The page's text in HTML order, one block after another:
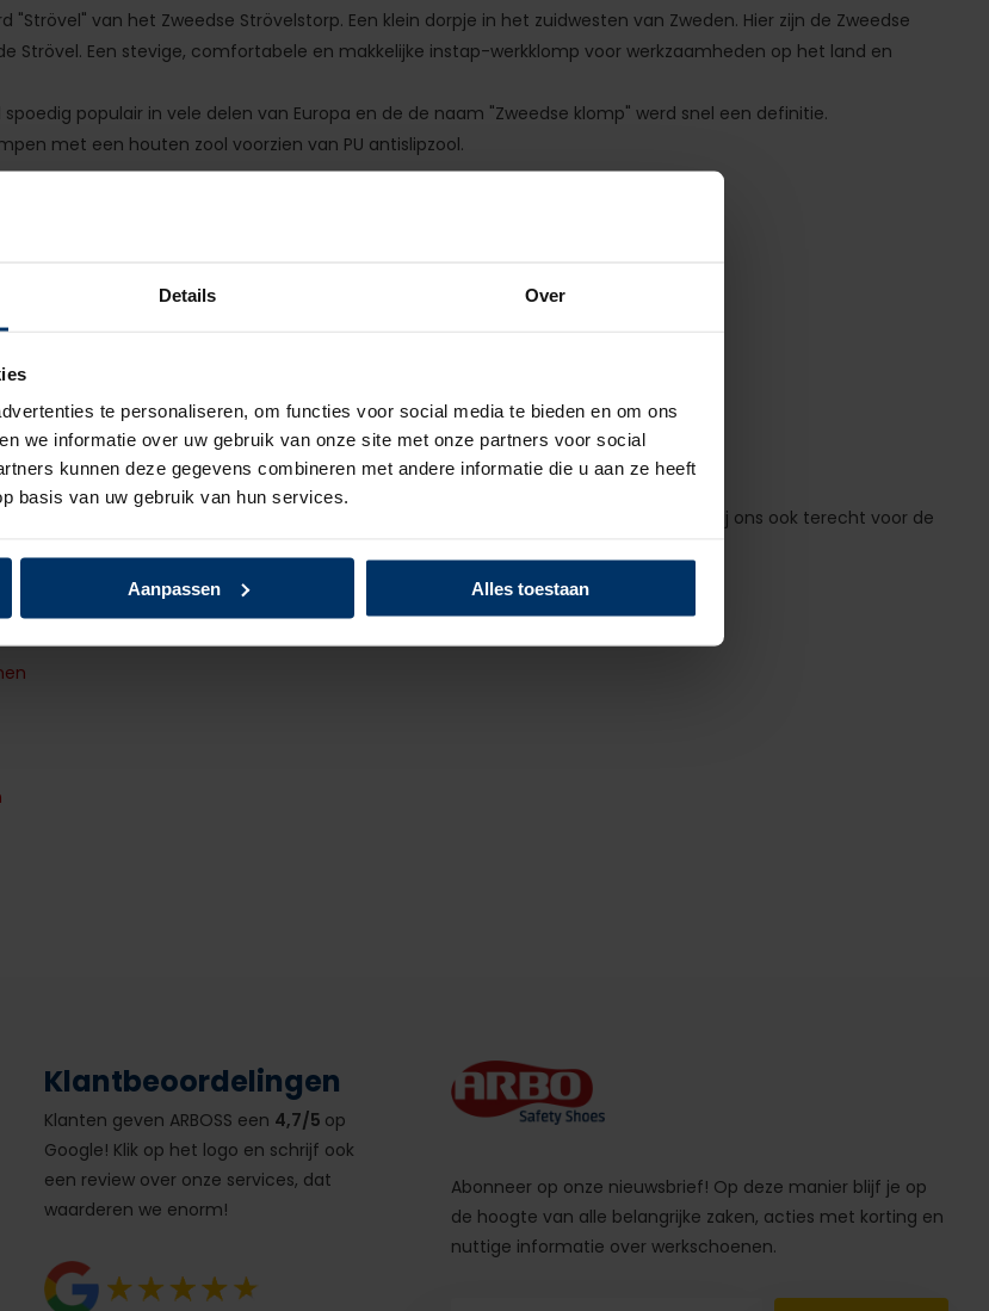
Details Over
te personaliseren, om functies voor social media te bieden en om ons
we informatie over uw gebruik van onze site met onze partners voor social
kunnen deze gegevens combineren met andere informatie die u aan ze heeft
basis van uw gebruik van hun services.
Aanpassen Alles toestaan
"Strövel" van het Zweedse Strövelstorp. Een klein dorpje in het zuidwesten van Zweden. Hier zijn de Zweedse
Strövel. Een stevige, comfortabele en makkelijke instap-werkklomp voor werkzaamheden op het land en
populair in vele delen van Europa en de de naam "Zweedse klomp" werd snel een definitie.
met een houten zool voorzien van PU antislipzool.
"Kracht van gemak"
in ons assortiment. Maar niet alleen dat, je kan bij ons ook terecht voor de
Klantbeoordelingen
Klanten geven ARBOSS een 4,7/5 op
Google! Klik op het logo en schrijf ook
een review over onze services, dat
waarderen we enorm!
Abonneer op onze nieuwsbrief! Op deze manier blijf je op
de hoogte van alle belangrijke zaken, acties met korting en
nuttige informatie over werkschoenen.